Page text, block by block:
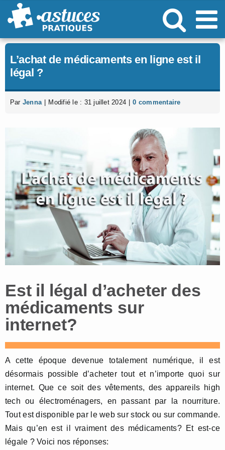
Passer
au
L’achat de médicaments en ligne est il
légal ?
Par Jenna Modifié le : 31 juillet 2024 0 commentaire
Est il légal d’acheter des
médicaments sur
internet?
A cette époque devenue totalement numérique, il est
désormais possible d’acheter tout et n’importe quoi sur
internet. Que ce soit des vêtements, des appareils high
tech ou électroménagers, en passant par la nourriture.
Tout est disponible par le web sur stock ou sur commande.
Mais qu’en est il vraiment des médicaments? Et est-ce
légale ? Voici nos réponses: